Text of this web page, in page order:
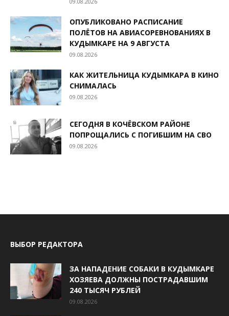
ОПУБЛИКОВАНО РАСПИСАНИЕ
ПОЛЁТОВ НА АВИАСОРЕВНОВАНИЯХ В
КУДЫМКАРЕ НА 9 АВГУСТА
09.08.2026
КАК ЖИТЕЛЬНИЦА КУДЫМКАРА В КИНО
СНИМАЛАСЬ
09.08.2026
СЕГОДНЯ В КОЧЁВСКОМ РАЙОНЕ
ПОПРОЩАЛИСЬ С ПОГИБШИМ НА СВО
09.08.2026
ВЫБОР РЕДАКТОРА
ЗА НАПАДЕНИЕ СОБАКИ В КУДЫМКАРЕ
ХОЗЯЕВА ДОЛЖНЫ ПОСТРАДАВШИМ
240 ТЫСЯЧ РУБЛЕЙ
09.08.2026